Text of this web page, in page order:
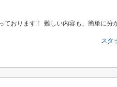
おります！ 難しい内容も、簡単に分
スタ